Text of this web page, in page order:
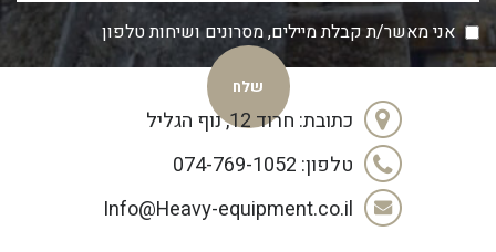
אני מאשר/ת קבלת מיילים, מסרונים ושיחות טלפון
כתובת: חרוד 12, נוף הגליל
טלפון: 074-769-1052
Info@Heavy-equipment.co.il